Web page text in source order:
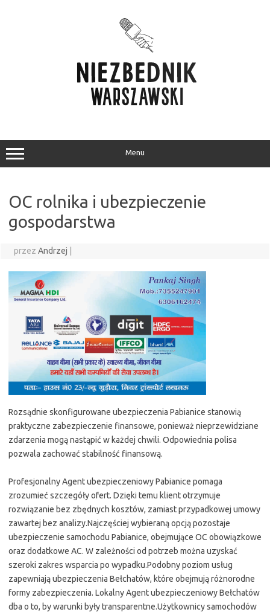
Menu
OC rolnika i ubezpieczenie
gospodarstwa
przez Andrzej
Rozsądnie skonfigurowane ubezpieczenia Pabianice stanowią
praktyczne zabezpieczenie finansowe, ponieważ nieprzewidziane
zdarzenia mogą nastąpić w każdej chwili. Odpowiednia polisa
pozwala zachować stabilność finansową.
Profesjonalny Agent ubezpieczeniowy Pabianice pomaga
zrozumieć szczegóły ofert. Dzięki temu klient otrzymuje
rozwiązanie bez zbędnych kosztów, zamiast przypadkowej umowy
zawartej bez analizy.Najczęściej wybieraną opcją pozostaje
ubezpieczenie samochodu Pabianice, obejmujące OC obowiązkowe
oraz dodatkowe AC. W zależności od potrzeb można uzyskać
szeroki zakres wsparcia po wypadku.Podobny poziom usług
zapewniają ubezpieczenia Bełchatów, które obejmują różnorodne
formy zabezpieczenia. Lokalny Agent ubezpieczeniowy Bełchatów
dba o to, by warunki były transparentne.Użytkownicy samochodów